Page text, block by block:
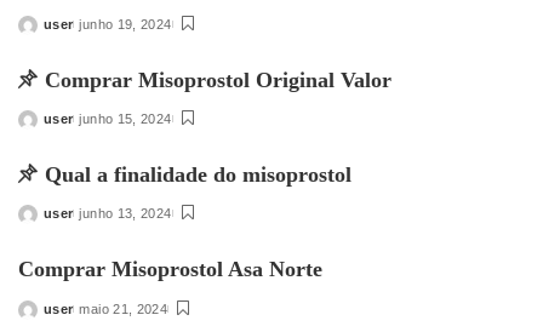
Posted
user junho 19, 2024
Comprar Misoprostol Original Valor
Posted
user junho 15, 2024
Qual a finalidade do misoprostol
Posted
user junho 13, 2024
Comprar Misoprostol Asa Norte
Posted
user maio 21, 2024